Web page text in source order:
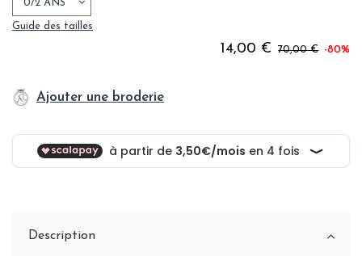
Guide des tailles
14,00 € 70,00 € -80%
Ajouter une broderie
Description